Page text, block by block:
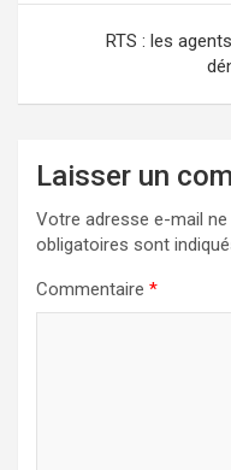
RTS : les
Laisser un
Votre adresse e-mail ne
obligatoires sont
Commentaire *